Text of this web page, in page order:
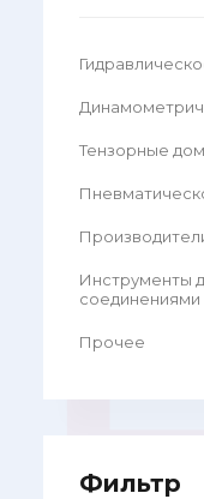
Тензорные
Инструменты
соединениями
Прочее
Фильтр